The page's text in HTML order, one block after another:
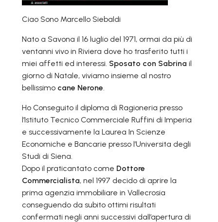
Ciao Sono Marcello Siebaldi
Nato a Savona il 16 luglio del 1971, ormai da più di
ventanni vivo in Riviera dove ho trasferito tutti i
miei affetti ed interessi. Sposato con Sabrina il
giorno di Natale, viviamo insieme al nostro
bellissimo cane Nerone.
Ho Conseguito il diploma di Ragioneria presso
l’Istituto Tecnico Commerciale Ruffini di Imperia
e successivamente la Laurea In Scienze
Economiche e Bancarie presso l’Universita degli
Studi di Siena.
Dopo il praticantato come Dottore
Commercialista, nel 1997 decido di aprire la
prima agenzia immobiliare in Vallecrosia
conseguendo da subito ottimi risultati
confermati negli anni successivi dall’apertura di